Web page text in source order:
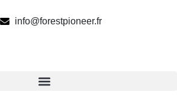
info@forestpioneer.fr